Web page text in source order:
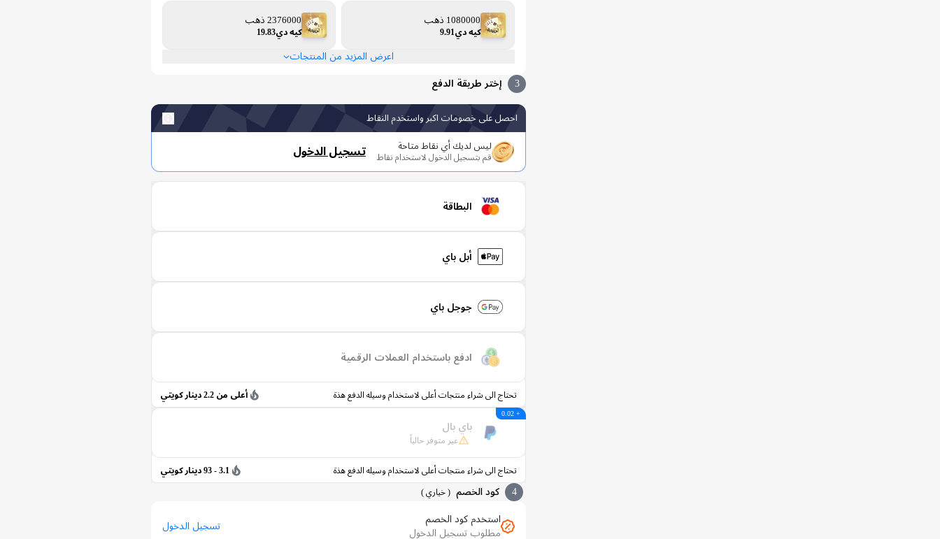
1080000 ذهب
كيه دي9.91
2376000 ذهب
كيه دي19.83
اعرض المزيد من المنتجات
3 إختر طريقة الدفع
احصل على خصومات اكبر واستخدم النقاط
ليس لديك أي نقاط متاحة
قم بتسجيل الدخول لاستخدام نقاط تسجيل الدخول
البطاقة
أبل باي
جوجل باي
ادفع باستخدام العملات الرقمية
تحتاج الى شراء منتجات أعلى لاستخدام وسيله الدفع هذة أعلى من 2.2 دينار كويتي
باي بال
غير متوفر حالياً
+ 0.02
تحتاج الى شراء منتجات أعلى لاستخدام وسيله الدفع هذة 3.1 - 93 دينار كويتي
4 كود الخصم ( خياري )
استخدم كود الخصم
مطلوب تسجيل الدخول
تسجيل الدخول